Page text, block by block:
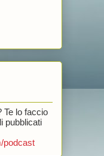
Te lo faccio
pubblicati
podcast